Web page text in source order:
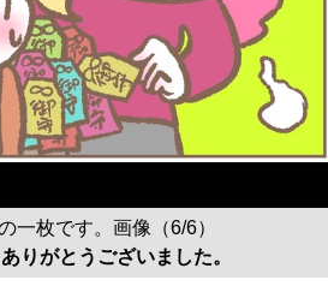
一枚です。画像（6/6）
りがとうございました。